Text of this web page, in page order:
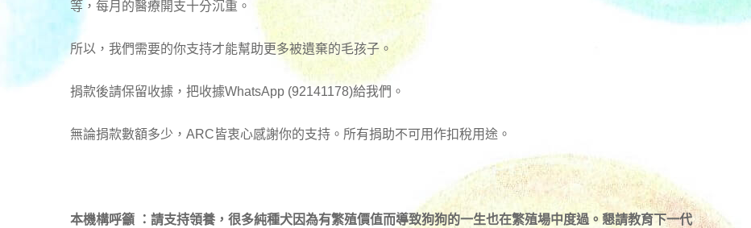
等，每月的醫療開支十分沉重。
所以，我們需要的你支持才能幫助更多被遺棄的毛孩子。
捐款後請保留收據，把收據WhatsApp (92141178)給我們。
無論捐款數額多少，ARC皆衷心感謝你的支持。所有捐助不可用作扣稅用途。
本機構呼籲 ：請支持領養，很多純種犬因為有繁殖價值而導致狗狗的一生也在繁殖場中度過。懇請教育下一代